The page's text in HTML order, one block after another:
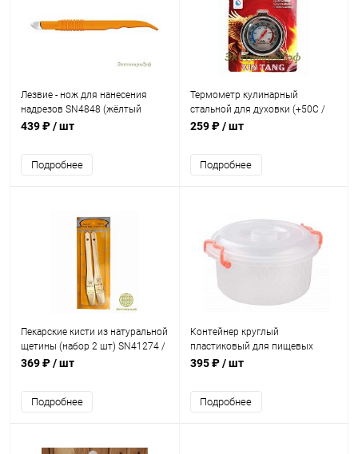
Лезвие - нож для нанесения
надрезов SN4848 (жёлтый
пластик, сталь) / 180х15мм
439 ₽/ шт
Подробнее
Термометр кулинарный
стальной для духовки (+50С /
+300С)
259 ₽/ шт
Подробнее
Пекарские кисти из натуральной
щетины (набор 2 шт) SN41274 /
25 мм
369 ₽/ шт
Подробнее
Контейнер круглый
пластиковый для пищевых
продуктов с ручками / 8 л
395 ₽/ шт
Подробнее